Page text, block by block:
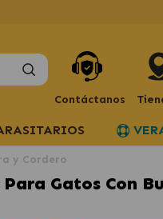
Contáctanos
y Cordero
Gatos Con